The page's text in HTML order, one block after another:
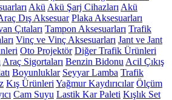
Akü Akü Şarj Cihazları Akü
Dış Aksesuar Plaka Aksesuarları
Çıtaları Tampon Aksesuarları Trafik
Vinç ve Vinç Aksesuarları Jant ve Jant
Oto Projektör Diğer Trafik Ürünleri
Araç Sigortaları Benzin Bidonu Acil Çıkış
Boyunluklar Seyyar Lamba Trafik
Kış Ürünleri Yağmur Kaydırıcılar Ölçüm
Cam Suyu Lastik Kar Paleti Kışlık Set